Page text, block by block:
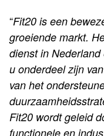
“Fit20 is een
groeiende markt.
dienst in
u onderdeel zijn
van het
Fit20 wordt geleid
functionele en